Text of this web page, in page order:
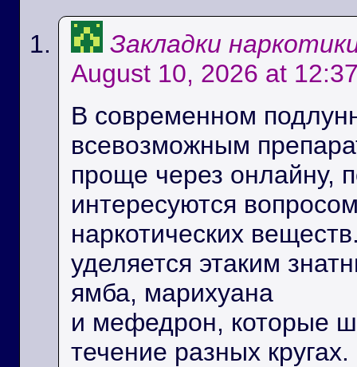
Закладки
August 10, 2026 at
В современном
всевозможным
проще через онлайну,
интересуются
наркотических
уделяется этаким
ямба, марихуана
и мефедрон, которые
течение разных кругах.